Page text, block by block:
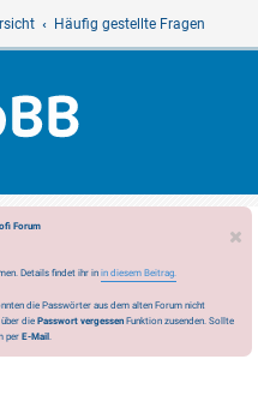
Häufig gestellte Fragen
Forum
Details findet ihr in in diesem Beitrag.
die Passwörter aus dem alten Forum nicht
die Passwort vergessen Funktion zusenden. Sollte
perE-Mail.